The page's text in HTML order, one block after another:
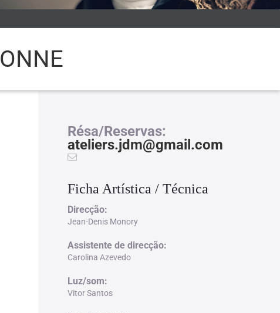
Résa/Reservas:
ateliers.jdm@gmail.com
Ficha Artística / Técnica
Direcção:
Jean-Denis Monory
Assistente de direcção:
Carolina Azevedo
Luz/som:
Vitor Santos